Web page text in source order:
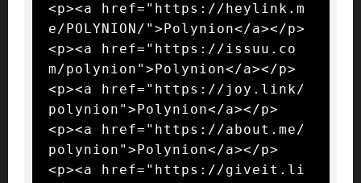
<p><a href="https://heylink.m
e/POLYNION/">Polynion</a></p>
<p><a href="https://issuu.co
m/polynion">Polynion</a></p>
<p><a href="https://joy.link/
polynion">Polynion</a></p>
<p><a href="https://about.me/
polynion">Polynion</a></p>
<p><a href="https://giveit.li